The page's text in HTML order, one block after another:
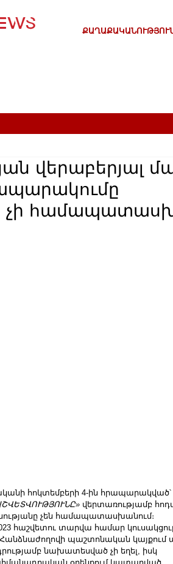
վերաբերյալ
չի
հոկտեմբերի 4-ին հրապարակված՝
վերտառությամբ
չեն համապատասխանում։
հաշվետու տարվա համար
Հանձնաժողովի պաշտոնական
նախատեսված չի եղել, իսկ